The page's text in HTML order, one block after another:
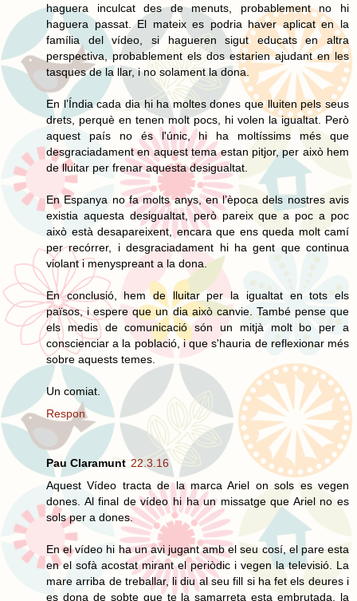
haguera inculcat des de menuts, probablement no hi
haguera passat. El mateix es podria haver aplicat en la
família del vídeo, si hagueren sigut educats en altra
perspectiva, probablement els dos estarien ajudant en les
tasques de la llar, i no solament la dona.
En l’Índia cada dia hi ha moltes dones que lluiten pels seus
drets, perquè en tenen molt pocs, hi volen la igualtat. Però
aquest país no és l'únic, hi ha moltíssims més que
desgraciadament en aquest tema estan pitjor, per això hem
de lluitar per frenar aquesta desigualtat.
En Espanya no fa molts anys, en l’època dels nostres avis
existia aquesta desigualtat, però pareix que a poc a poc
això està desapareixent, encara que ens queda molt camí
per recórrer, i desgraciadament hi ha gent que continua
violant i menyspreant a la dona.
En conclusió, hem de lluitar per la igualtat en tots els
països, i espere que un dia això canvie. També pense que
els medis de comunicació són un mitjà molt bo per a
conscienciar a la població, i que s'hauria de reflexionar més
sobre aquests temes.
Un comiat.
Respon
Pau Claramunt 22.3.16
Aquest Vídeo tracta de la marca Ariel on sols es vegen
dones. Al final de vídeo hi ha un missatge que Ariel no es
sols per a dones.
En el vídeo hi ha un avi jugant amb el seu cosí, el pare esta
en el sofà acostat mirant el periòdic i vegen la televisió. La
mare arriba de treballar, li diu al seu fill si ha fet els deures i
es dona de sobte que te la samarreta esta embrutada, la